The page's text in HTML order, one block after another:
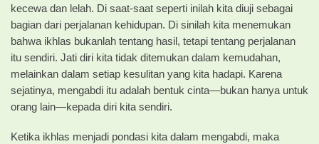
kecewa dan lelah. Di saat-saat seperti inilah kita diuji sebagai
bagian dari perjalanan kehidupan. Di sinilah kita menemukan
bahwa ikhlas bukanlah tentang hasil, tetapi tentang perjalanan
itu sendiri. Jati diri kita tidak ditemukan dalam kemudahan,
melainkan dalam setiap kesulitan yang kita hadapi. Karena
sejatinya, mengabdi itu adalah bentuk cinta—bukan hanya untuk
orang lain—kepada diri kita sendiri.
Ketika ikhlas menjadi pondasi kita dalam mengabdi, maka